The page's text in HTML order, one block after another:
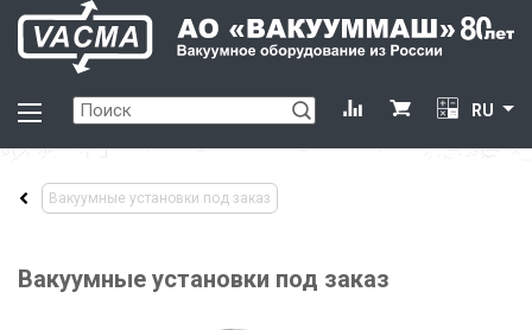
RU
Вакуумные установки под заказ
Вакуумные установки под заказ